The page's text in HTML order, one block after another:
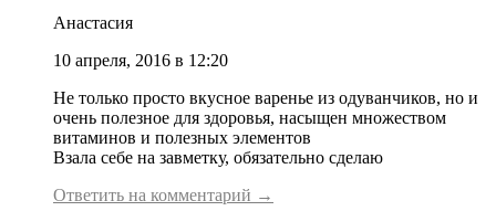
Анастасия
10 апреля, 2016 в 12:20
Не только просто вкусное варенье из одуванчиков, но и
очень полезное для здоровья, насыщен множеством
витаминов и полезных элементов
Взала себе на завметку, обязательно сделаю
Ответить на комментарий →